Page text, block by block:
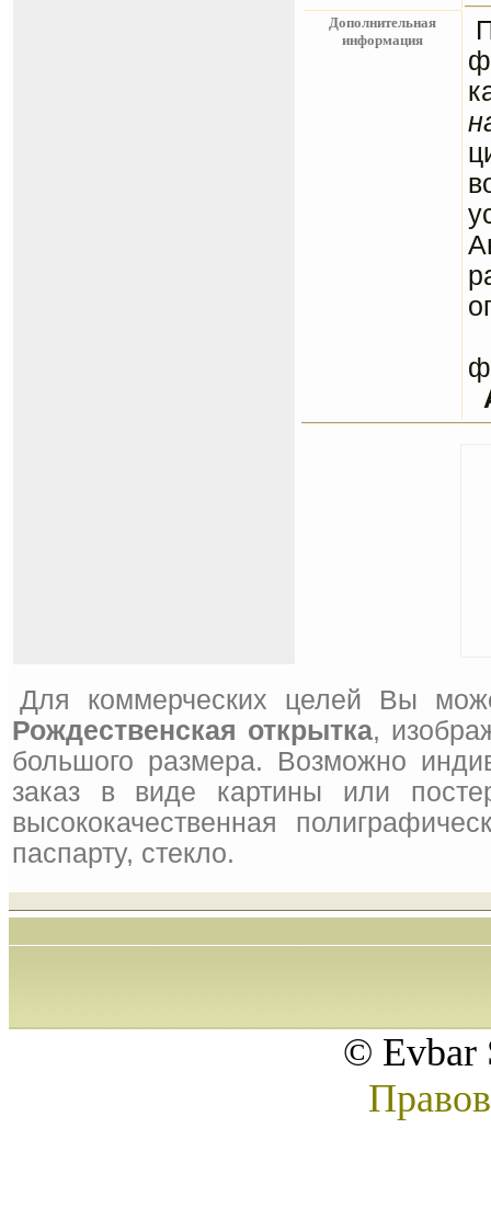
Дополнительная
информация
Для коммерческих целей Вы
Рождественская открытка,
большого размера. Возможно
заказ в виде картины или
высококачественная
паспарту, стекло.
© Evbar